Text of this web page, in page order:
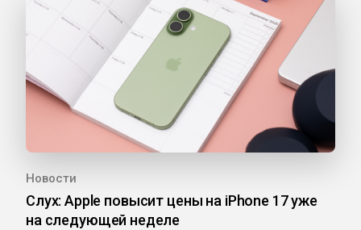
Новости
Слух: Apple повысит цены на iPhone 17 уже
на следующей неделе